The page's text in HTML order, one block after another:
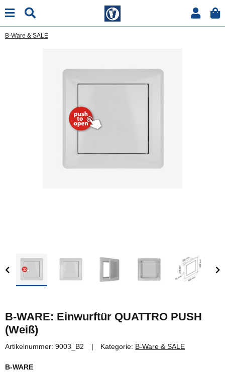
B-Ware & SALE
B-WARE: Einwurftür QUATTRO PUSH
(Weiß)
Artikelnummer: 9003_B2 Kategorie: B-Ware & SALE
B-WARE